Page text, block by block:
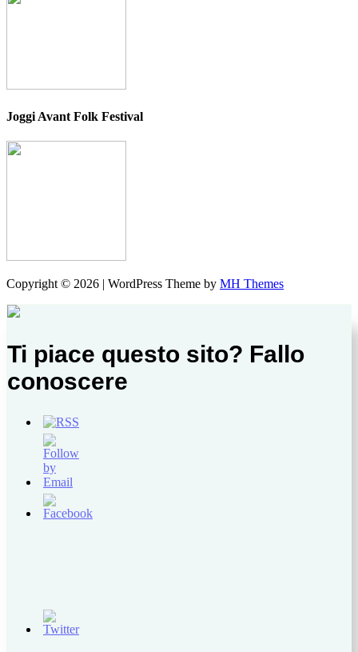
Joggi Avant Folk Festival
Copyright © 2026 | WordPress Theme by MH Themes
Ti piace questo sito? Fallo
conoscere